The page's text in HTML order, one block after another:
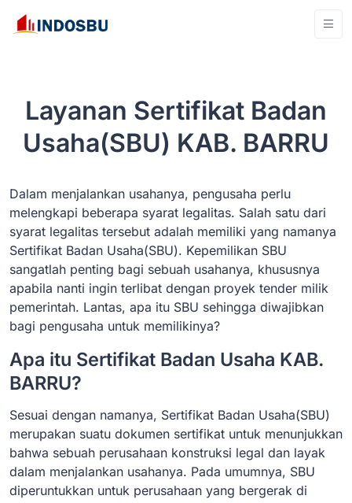
Layanan Sertifikat Badan
Usaha(SBU) KAB. BARRU
Dalam menjalankan usahanya, pengusaha perlu
melengkapi beberapa syarat legalitas. Salah satu dari
syarat legalitas tersebut adalah memiliki yang namanya
Sertifikat Badan Usaha(SBU). Kepemilikan SBU
sangatlah penting bagi sebuah usahanya, khususnya
apabila nanti ingin terlibat dengan proyek tender milik
pemerintah. Lantas, apa itu SBU sehingga diwajibkan
bagi pengusaha untuk memilikinya?
Apa itu Sertifikat Badan Usaha KAB.
BARRU?
Sesuai dengan namanya, Sertifikat Badan Usaha(SBU)
merupakan suatu dokumen sertifikat untuk menunjukkan
bahwa sebuah perusahaan konstruksi legal dan layak
dalam menjalankan usahanya. Pada umumnya, SBU
diperuntukkan untuk perusahaan yang bergerak di